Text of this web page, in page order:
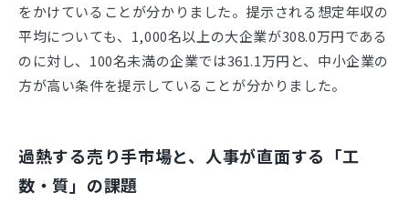
をかけていることが分かりました。提示される想定年収の
平均についても、1,000名以上の大企業が308.0万円である
のに対し、100名未満の企業では361.1万円と、中小企業の
方が高い条件を提示していることが分かりました。
過熱する売り手市場と、人事が直面する「工
数・質」の課題